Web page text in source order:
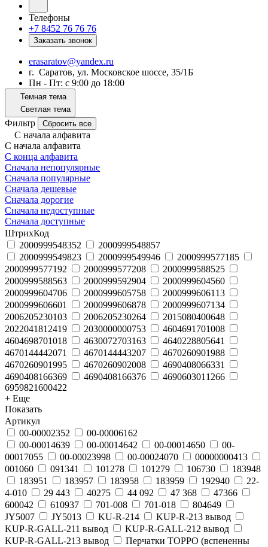
Телефоны
+7 8452 76 76 76
Заказать звонок
erasaratov@yandex.ru
г. Саратов, ул. Московское шоссе, 35/1Б
Пн - Пт: с 9:00 до 18:00
Темная тема
Светлая тема
Фильтр Сбросить все
С начала алфавита
С начала алфавита
С конца алфавита
Сначала непопулярные
Сначала популярные
Сначала дешевые
Сначала дорогие
Сначала недоступные
Сначала доступные
ШтрихКод
2000999548352
2000999548857
2000999549823
2000999549946
2000999577185
2000999577192
2000999577208
2000999588525
2000999588563
2000999592904
2000999604560
2000999604706
2000999605758
2000999606113
2000999606601
2000999606878
2000999607134
2006205230103
2006205230264
2015080400648
2022041812419
2030000000753
4604691701008
4604698701018
4630072703163
4640228805641
4670144442071
4670144443207
4670260901988
4670260901995
4670260902008
4690408066331
4690408166369
4690408166376
4690603011266
6959821600422
+ Еще
Показать
Артикул
00-00002352
00-00006162
00-00014639
00-00014642 00-00014650
00-
00017055
00-00023998 00-00024070
00000000413
001060
091341 101278 101279 106730
183948
183951
183957 183958 183959 192940
22-
4-010
29 443 40275 44 092 47 368
47366
600042
610937 701-008 701-018
804649
JY5007
JY5013 KU-R-214
KUP-R-213 вывод
KUP-R-GALL-211 вывод
KUP-R-GALL-212 вывод
KUP-R-GALL-213 вывод
Перчатки TOPPO (вспененны